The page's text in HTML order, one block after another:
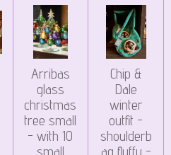
Arribas
glass
christmas
tree small
- with 10
Chip &
Dale
winter
outfit -
shoulderb